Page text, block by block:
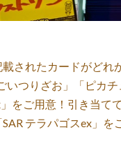
されたカードがどれ
いつりざお」「ピカ
をご用意！引き当て
テラパゴスex」